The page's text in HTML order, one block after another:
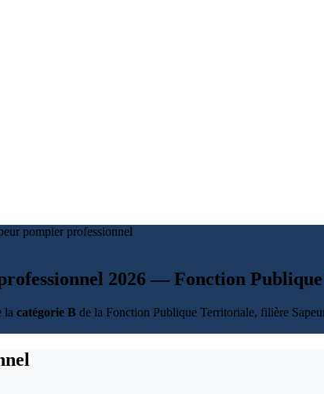
pompier professionnel
2026 — Fonction
la catégorie B de la Fonction Publique Territoriale, filière